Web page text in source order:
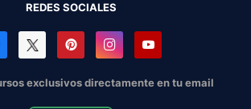
REDES SOCIALES
exclusivos directamente en tu email